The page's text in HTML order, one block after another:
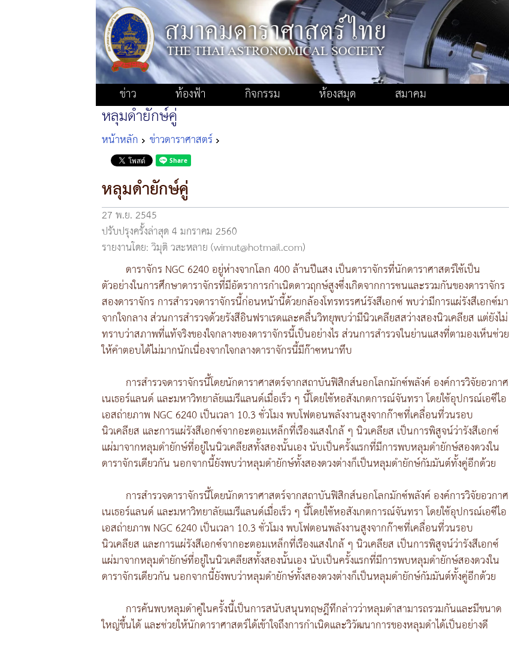
ข่าว ท้องฟ้า กิจกรรม ห้องสมุด สมาคม
หลุมดำยักษ์คู่
หน้าหลัก ข่าวดาราศาสตร์
หลุมดำยักษ์คู่
27 พ.ย. 2545
ปรับปรุงครั้งล่าสุด 4 มกราคม 2560
รายงานโดย: วิมุติ วสะหลาย (wimut@hotmail.com)
ดาราจักร NGC 6240 อยู่ห่างจากโลก 400 ล้านปีแสง เป็นดาราจักรที่นักดาราศาสตร์ใช้เป็น
ตัวอย่างในการศึกษาดาราจักรที่มีอัตราการกำเนิดดาวฤกษ์สูงซึ่งเกิดจากการชนและรวมกันของดาราจักร
สองดาราจักร การสำรวจดาราจักรนี้ก่อนหน้านี้ด้วยกล้องโทรทรรศน์รังสีเอกซ์ พบว่ามีการแผ่รังสีเอกซ์มา
จากใจกลาง ส่วนการสำรวจด้วยรังสีอินฟราเรดและคลื่นวิทยุพบว่ามีนิวเคลียสสว่างสองนิวเคลียส แต่ยังไม่
ทราบว่าสภาพที่แท้จริงของใจกลางของดาราจักรนี้เป็นอย่างไร ส่วนการสำรวจในย่านแสงที่ตามองเห็นช่วย
ให้คำตอบได้ไม่มากนักเนื่องจากใจกลางดาราจักรนี้มีก๊าซหนาทึบ
การสำรวจดาราจักรนี้โดยนักดาราศาสตร์จากสถาบันฟิสิกส์นอกโลกมักซ์พลังค์ องค์การวิจัยอวกาศ
เนเธอร์แลนด์ และมหาวิทยาลัยแมรีแลนด์เมื่อเร็ว ๆ นี้โดยใช้หอสังเกตการณ์จันทรา โดยใช้อุปกรณ์เอซีไอ
เอสถ่ายภาพ NGC 6240 เป็นเวลา 10.3 ชั่วโมง พบโฟตอนพลังงานสูงจากก๊าซที่เคลื่อนที่วนรอบ
นิวเคลียส และการแผ่รังสีเอกซ์จากอะตอมเหล็กที่เรืองแสงใกล้ ๆ นิวเคลียส เป็นการพิสูจน์ว่ารังสีเอกซ์
แผ่มาจากหลุมดำยักษ์ที่อยู่ในนิวเคลียสทั้งสองนั้นเอง นับเป็นครั้งแรกที่มีการพบหลุมดำยักษ์สองดวงใน
ดาราจักรเดียวกัน นอกจากนี้ยังพบว่าหลุมดำยักษ์ทั้งสองดวงต่างก็เป็นหลุมดำยักษ์กัมมันต์ทั้งคู่อีกด้วย
การสำรวจดาราจักรนี้โดยนักดาราศาสตร์จากสถาบันฟิสิกส์นอกโลกมักซ์พลังค์ องค์การวิจัยอวกาศ
เนเธอร์แลนด์ และมหาวิทยาลัยแมรีแลนด์เมื่อเร็ว ๆ นี้โดยใช้หอสังเกตการณ์จันทรา โดยใช้อุปกรณ์เอซีไอ
เอสถ่ายภาพ NGC 6240 เป็นเวลา 10.3 ชั่วโมง พบโฟตอนพลังงานสูงจากก๊าซที่เคลื่อนที่วนรอบ
นิวเคลียส และการแผ่รังสีเอกซ์จากอะตอมเหล็กที่เรืองแสงใกล้ ๆ นิวเคลียส เป็นการพิสูจน์ว่ารังสีเอกซ์
แผ่มาจากหลุมดำยักษ์ที่อยู่ในนิวเคลียสทั้งสองนั้นเอง นับเป็นครั้งแรกที่มีการพบหลุมดำยักษ์สองดวงใน
ดาราจักรเดียวกัน นอกจากนี้ยังพบว่าหลุมดำยักษ์ทั้งสองดวงต่างก็เป็นหลุมดำยักษ์กัมมันต์ทั้งคู่อีกด้วย
การค้นพบหลุมดำคู่ในครั้งนี้เป็นการสนับสนุนทฤษฎีทีกล่าวว่าหลุมดำสามารถรวมกันและมีขนาด
ใหญ่ขึ้นได้ และช่วยให้นักดาราศาสตร์ได้เข้าใจถึงการกำเนิดและวิวัฒนาการของหลุมดำได้เป็นอย่างดี